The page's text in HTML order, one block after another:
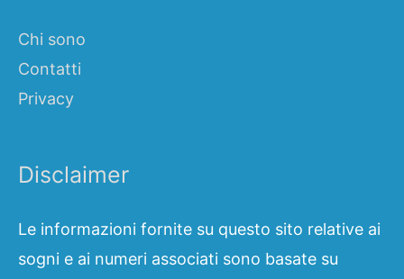
Chi sono
Contatti
Privacy
Disclaimer
Le informazioni fornite su questo sito relative ai
sogni e ai numeri associati sono basate su